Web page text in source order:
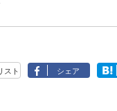
スト シェア